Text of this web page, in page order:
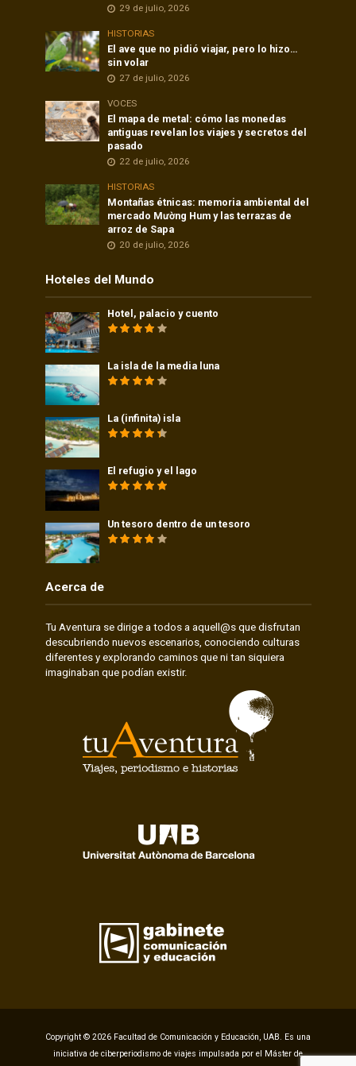
29 de julio, 2026
HISTORIAS
El ave que no pidió viajar, pero lo hizo…
sin volar
27 de julio, 2026
VOCES
El mapa de metal: cómo las monedas
antiguas revelan los viajes y secretos del
pasado
22 de julio, 2026
HISTORIAS
Montañas étnicas: memoria ambiental del
mercado Mường Hum y las terrazas de
arroz de Sapa
20 de julio, 2026
Hoteles del Mundo
Hotel, palacio y cuento
La isla de la media luna
La (infinita) isla
El refugio y el lago
Un tesoro dentro de un tesoro
Acerca de
Tu Aventura se dirige a todos a aquell@s que disfrutan
descubriendo nuevos escenarios, conociendo culturas
diferentes y explorando caminos que ni tan siquiera
imaginaban que podían existir.
Copyright © 2026 Facultad de Comunicación y Educación, UAB. Es una
iniciativa de ciberperiodismo de viajes impulsada por el Máster de